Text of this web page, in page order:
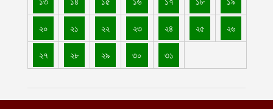
নিয়ে ধর্ষণ
আগস্ট ৪, ২০২৬
২০ ২১ ২২ ২৩ ২৪ ২৫ ২৬
২৭ ২৮ ২৯ ৩০ ৩১